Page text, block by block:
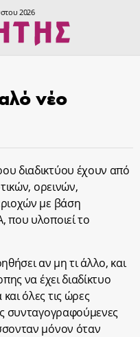
2026
νέο
διαδικτύου έχουν από
ορεινών,
με βάση
που υλοποιεί το
αν μη τι άλλο, και
να έχει διαδίκτυο
όλες τις ώρες
συνταγογραφούμενες
μόνον όταν